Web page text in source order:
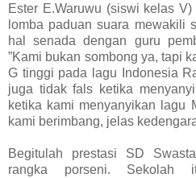
Ester E.Waruwu (siswi kelas
lomba paduan suara mewakili
hal senada dengan guru
”Kami bukan sombong ya, tapi
G tinggi pada lagu Indonesia
juga tidak fals ketika
ketika kami menyanyikan lagu
kami berimbang, jelas
Begitulah prestasi SD
rangka porseni. Sekolah